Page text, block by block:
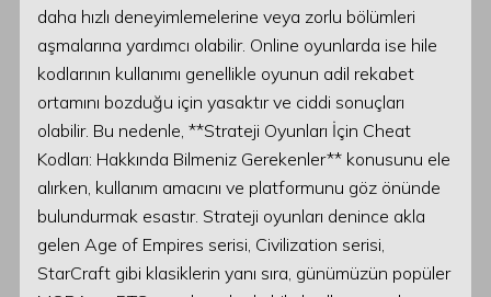
daha hızlı deneyimlemelerine veya zorlu bölümleri
aşmalarına yardımcı olabilir. Online oyunlarda ise hile
kodlarının kullanımı genellikle oyunun adil rekabet
ortamını bozduğu için yasaktır ve ciddi sonuçları
olabilir. Bu nedenle, **Strateji Oyunları İçin Cheat
Kodları: Hakkında Bilmeniz Gerekenler** konusunu ele
alırken, kullanım amacını ve platformunu göz önünde
bulundurmak esastır. Strateji oyunları denince akla
gelen Age of Empires serisi, Civilization serisi,
StarCraft gibi klasiklerin yanı sıra, günümüzün popüler